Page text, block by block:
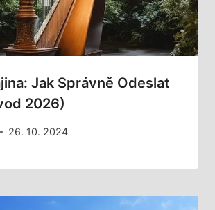
Jak Správně Odeslat
2026)
26. 10. 2024